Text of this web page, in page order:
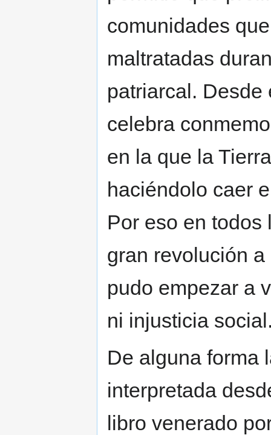
comunidades
maltratadas
patriarcal. Desde
celebra
en la que la
haciéndolo caer
Por eso en todos
gran revolución
pudo empezar a
ni injusticia
De alguna forma
interpretada
libro venerado